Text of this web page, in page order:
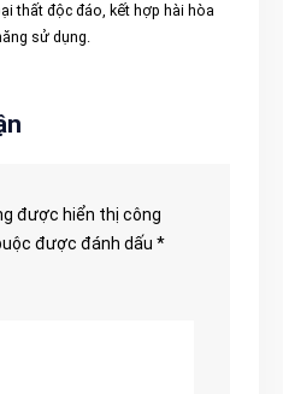
thất độc đáo, kết hợp hài hòa
sử dụng.
được hiển thị công
được đánh dấu *